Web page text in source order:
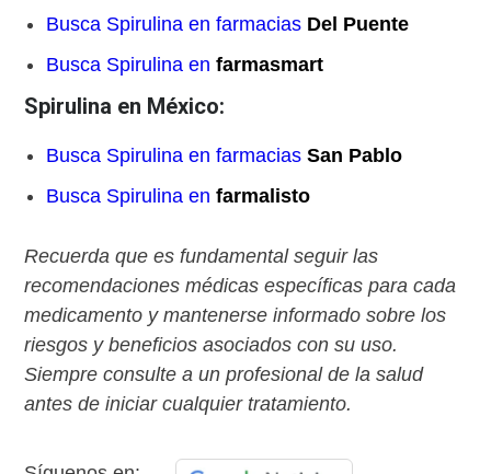
Busca Spirulina en farmacias Del Puente
Busca Spirulina enfarmasmart
Spirulina en México:
Busca Spirulina en farmaciasSan Pablo
Busca Spirulina enfarmalisto
Recuerda que es fundamental seguir las
recomendaciones médicas específicas para cada
medicamento y mantenerse informado sobre los
riesgos y beneficios asociados con su uso.
Siempre consulte a un profesional de la salud
antes de iniciar cualquier tratamiento.